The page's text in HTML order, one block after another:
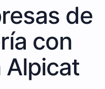
de
con
Alpicat